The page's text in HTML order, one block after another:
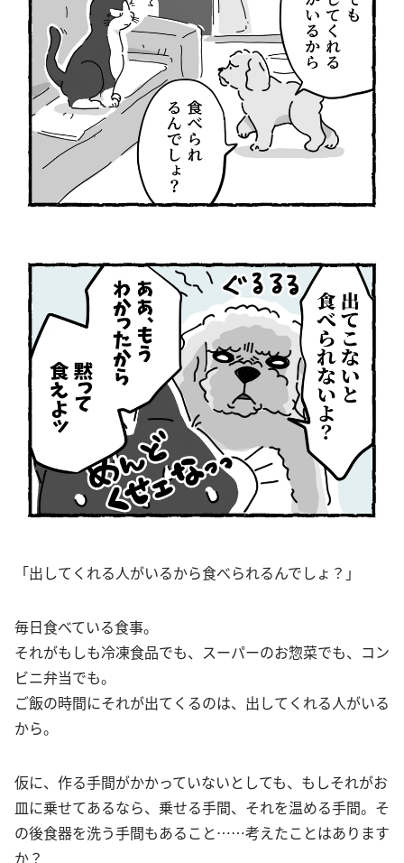
「出してくれる人がいるから食べられるんでしょ？」
毎日食べている食事。
それがもしも冷凍食品でも、スーパーのお惣菜でも、コン
ビニ弁当でも。
ご飯の時間にそれが出てくるのは、出してくれる人がいる
から。
仮に、作る手間がかかっていないとしても、もしそれがお
皿に乗せてあるなら、乗せる手間、それを温める手間。そ
の後食器を洗う手間もあること……考えたことはあります
か？